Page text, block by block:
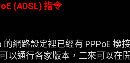
(ADSL) 指令
的網路設定裡已經有 PPPoE
以通行各家版本，二來可以在